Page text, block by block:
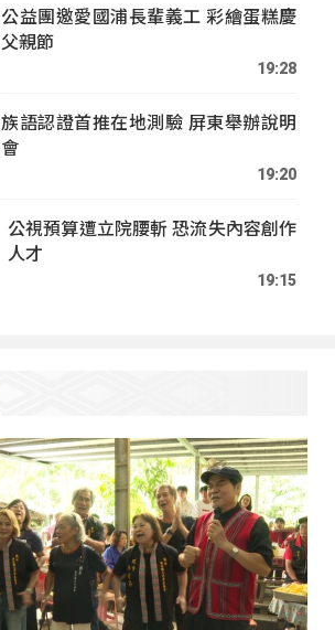
公益團邀愛國浦長輩義工 彩繪蛋糕慶
父親節
19:28
族語認證首推在地測驗 屏東舉辦說明
會
19:20
公視預算遭立院腰斬 恐流失內容創作
人才
19:15